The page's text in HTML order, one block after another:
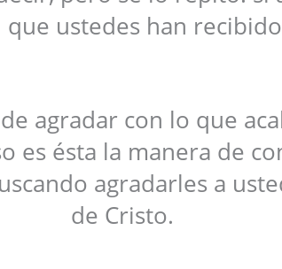
ustedes han
agradar con lo que
es ésta la manera de
agradarles a
de Cristo.